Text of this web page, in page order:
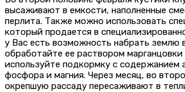
высаживают в емкости, наполненные
перлита. Также можно использовать
который продается в
у Вас есть возможность набрать землю
обработайте ее раствором марганцовки
используйте подкормку с содержанием
фосфора и магния. Через месяц, во
окрепшую рассаду пересаживают в